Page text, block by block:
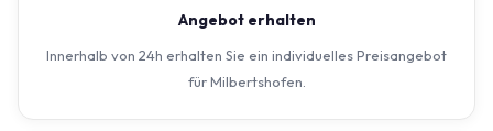
Angebot erhalten
Innerhalb von 24h erhalten Sie ein individuelles Preisangebot
für Milbertshofen.